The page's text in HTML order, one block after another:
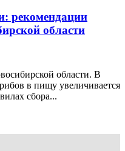
рекомендации
области
области. В
в пищу увеличивается
сбора...